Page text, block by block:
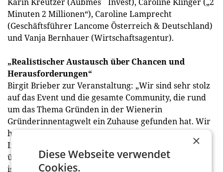
Minuten 2 Millionen“), Caroline Lamprecht
(Geschäftsführer Lancome Österreich & Deutschland)
und Vanja Bernhauer (Wirtschaftsagentur).
„Realistischer Austausch über Chancen und
Herausforderungen“
Birgit Brieber zur Veranstaltung: „Wir sind sehr stolz
auf das Event und die gesamte Community, die rund
um das Thema Gründen in der Wienerin
Gründerinnentagwelt ein Zuhause gefunden hat. Wir
haben von Anfang an daraufgesetzt, nicht nur
Inspiration, sondern einen realistischen Austausch
über Chancen und Herausforderungen zu bieten. Es
ist wichtig die eigene Businessidee abtesten zu
×
Diese Webseite verwendet
Cookies.